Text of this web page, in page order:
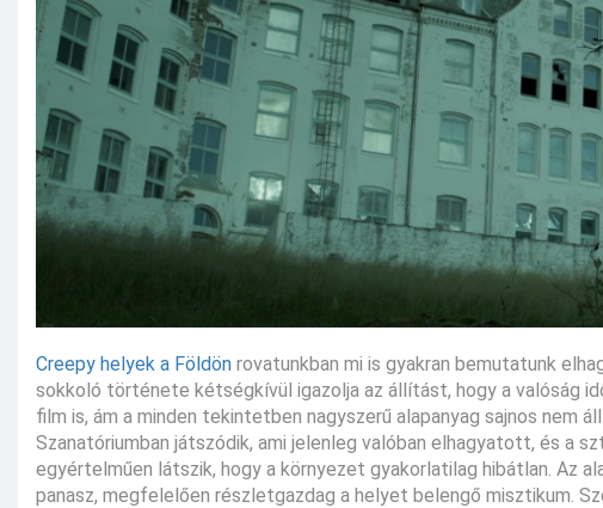
Creepy helyek a Földön rovatunkban mi is gyakran bemutatunk
sokkoló története kétségkívül igazolja az állítást, hogy a valóság
film is, ám a minden tekintetben nagyszerű alapanyag sajnos nem
Szanatóriumban játszódik, ami jelenleg valóban elhagyatott, és a
egyértelműen látszik, hogy a környezet gyakorlatilag hibátlan. Az
panasz, megfelelően részletgazdag a helyet belengő misztikum.